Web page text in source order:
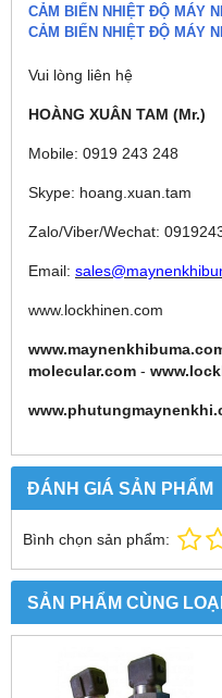
CẢM BIẾN NHIỆT ĐỘ MÁY
CẢM BIẾN NHIỆT ĐỘ MÁY
Vui lòng liên hệ
HOÀNG XUÂN TAM (Mr.)
Mobile: 0919 243 248
Skype: hoang.xuan.tam
Zalo/Viber/Wechat:
Email:
www.lockhinen.com
molecular.com -
ĐÁNH GIÁ SẢN PHẨM
Bình chọn sản phẩm:
SẢN PHẨM CÙNG